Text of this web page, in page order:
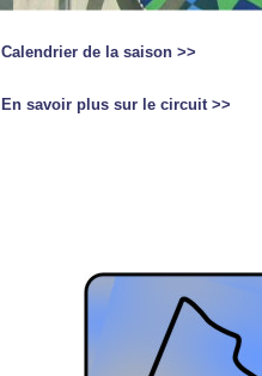
Calendrier de la saison >>
En savoir plus sur le circuit >>